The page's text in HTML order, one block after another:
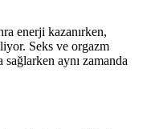
enerji kazanırken,
Seks ve orgazm
sağlarken aynı zamanda